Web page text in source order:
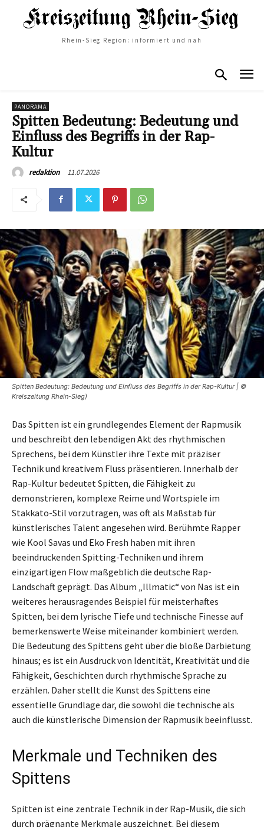
Rhein-Sieg Region: informiert und nah
PANORAMA
Spitten Bedeutung: Bedeutung und
Einfluss des Begriffs in der Rap-
Kultur
redaktion 11.07.2026
Spitten Bedeutung: Bedeutung und Einfluss des Begriffs in der Rap-Kultur | ©
Kreiszeitung Rhein-Sieg)
Das Spitten ist ein grundlegendes Element der Rapmusik
und beschreibt den lebendigen Akt des rhythmischen
Sprechens, bei dem Künstler ihre Texte mit präziser
Technik und kreativem Fluss präsentieren. Innerhalb der
Rap-Kultur bedeutet Spitten, die Fähigkeit zu
demonstrieren, komplexe Reime und Wortspiele im
Stakkato-Stil vorzutragen, was oft als Maßstab für
künstlerisches Talent angesehen wird. Berühmte Rapper
wie Kool Savas und Eko Fresh haben mit ihren
beeindruckenden Spitting-Techniken und ihrem
einzigartigen Flow maßgeblich die deutsche Rap-
Landschaft geprägt. Das Album „Illmatic“ von Nas ist ein
weiteres herausragendes Beispiel für meisterhaftes
Spitten, bei dem lyrische Tiefe und technische Finesse auf
bemerkenswerte Weise miteinander kombiniert werden.
Die Bedeutung des Spittens geht über die bloße Darbietung
hinaus; es ist ein Ausdruck von Identität, Kreativität und die
Fähigkeit, Geschichten durch rhythmische Sprache zu
erzählen. Daher stellt die Kunst des Spittens eine
essentielle Grundlage dar, die sowohl die technische als
auch die künstlerische Dimension der Rapmusik beeinflusst.
Merkmale und Techniken des
Spittens
Spitten ist eine zentrale Technik in der Rap-Musik, die sich
durch prägnante Merkmale auszeichnet. Bei diesem